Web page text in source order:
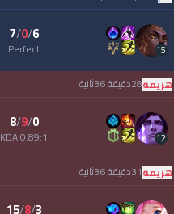
15
6
/
0
/
7
Perfect
هزيمة28دقيقة 36ثانية
12
0
/
9
/
8
0.89:1 KDA
هزيمة31دقيقة 36ثانية